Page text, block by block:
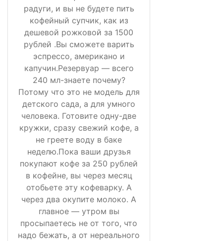
радуги, и вы не будете пить
кофейный супчик, как из
дешевой рожковой за 1500
рублей .Вы сможете варить
эспрессо, американо и
капучин.Резервуар — всего
240 мл-знаете почему?
Потому что это не модель для
детского сада, а для умного
человека. Готовите одну-две
кружки, сразу свежий кофе, а
не греете воду в баке
неделю.Пока ваши друзья
покупают кофе за 250 рублей
в кофейне, вы через месяц
отобьете эту кофеварку. А
через два окупите молоко. А
главное — утром вы
просыпаетесь не от того, что
надо бежать, а от нереального